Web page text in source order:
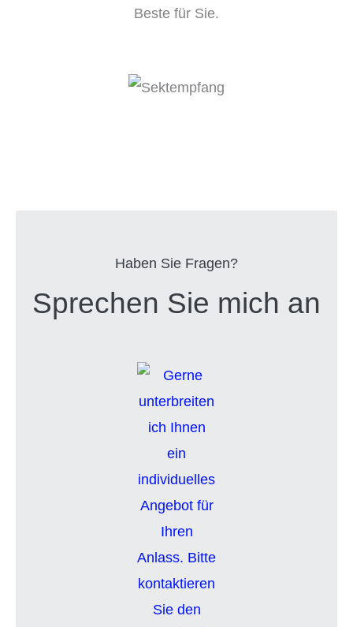
Beste für Sie.
Haben Sie Fragen?
Sprechen Sie mich an